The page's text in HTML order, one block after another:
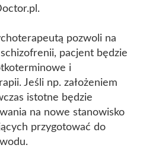
pozwoli na
pacjent będzie
i
Jeśli np. założeniem
istotne będzie
na nowe stanowisko
przygotować do